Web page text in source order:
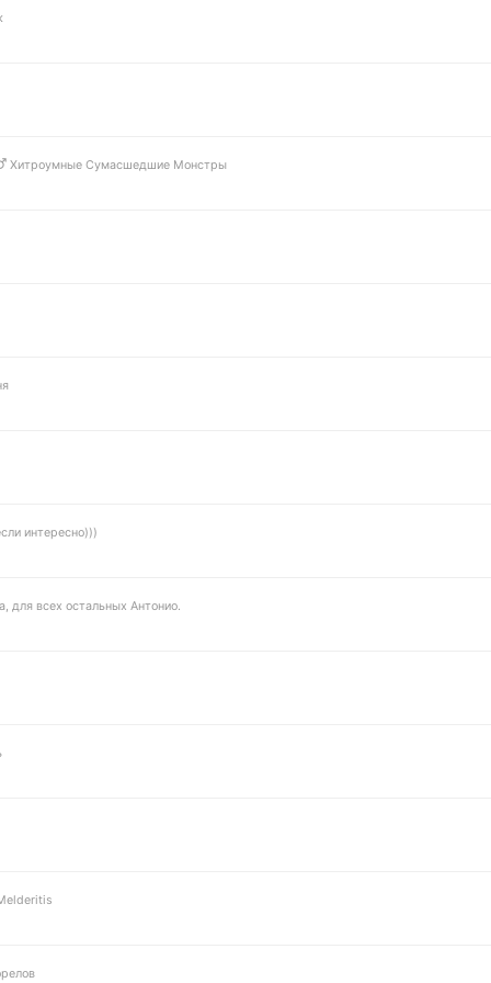
Хитроумные Сумасшедшие Монстры
интересно)))
для всех остальных Антонио.